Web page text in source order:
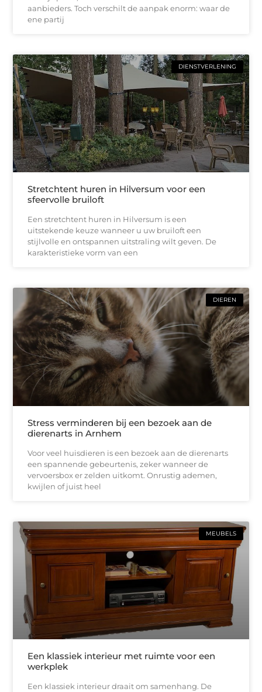
aanbieders. Toch verschilt de aanpak enorm: waar de
ene partij
DIENSTVERLENING
Stretchtent huren in Hilversum voor een
sfeervolle bruiloft
Een stretchtent huren in Hilversum is een
uitstekende keuze wanneer u uw bruiloft een
stijlvolle en ontspannen uitstraling wilt geven. De
karakteristieke vorm van een
DIEREN
Stress verminderen bij een bezoek aan de
dierenarts in Arnhem
Voor veel huisdieren is een bezoek aan de dierenarts
een spannende gebeurtenis, zeker wanneer de
vervoersbox er zelden uitkomt. Onrustig ademen,
kwijlen of juist heel
MEUBELS
Een klassiek interieur met ruimte voor een
werkplek
Een klassiek interieur draait om samenhang. De